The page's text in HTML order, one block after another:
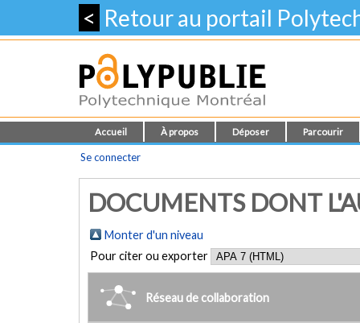
< Retour au portail
Accueil À propos Déposer Parcourir
Se connecter
DOCUMENTS DONT
Monter d'un niveau
Pour citer ou exporter
Réseau de collaboration